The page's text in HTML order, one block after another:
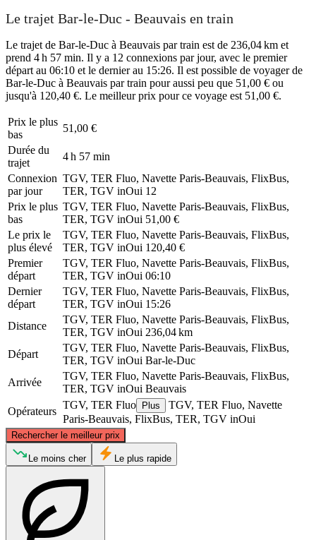
Le trajet Bar-le-Duc - Beauvais en train
Le trajet de Bar-le-Duc à Beauvais par train est de 236,04 km et
prend 4 h 57 min. Il y a 12 connexions par jour, avec le premier
départ au 06:10 et le dernier au 15:26. Il est possible de voyager de
Bar-le-Duc à Beauvais par train pour aussi peu que 51,00 € ou
jusqu'à 120,40 €. Le meilleur prix pour ce voyage est 51,00 €.
Prix ​​le plus
bas
51,00 €
Durée du
trajet
4 h 57 min
Connexion
par jour
TGV, TER Fluo, Navette Paris-Beauvais, FlixBus,
TER, TGV inOui 12
Prix ​​le plus
bas
TGV, TER Fluo, Navette Paris-Beauvais, FlixBus,
TER, TGV inOui 51,00 €
Le prix le
plus élevé
TGV, TER Fluo, Navette Paris-Beauvais, FlixBus,
TER, TGV inOui 120,40 €
Premier
départ
TGV, TER Fluo, Navette Paris-Beauvais, FlixBus,
TER, TGV inOui 06:10
Dernier
départ
TGV, TER Fluo, Navette Paris-Beauvais, FlixBus,
TER, TGV inOui 15:26
Distance
TGV, TER Fluo, Navette Paris-Beauvais, FlixBus,
TER, TGV inOui 236,04 km
Départ
TGV, TER Fluo, Navette Paris-Beauvais, FlixBus,
TER, TGV inOui Bar-le-Duc
Arrivée
TGV, TER Fluo, Navette Paris-Beauvais, FlixBus,
TER, TGV inOui Beauvais
Opérateurs
TGV, TER Fluo Plus
TGV, TER Fluo, Navette
Paris-Beauvais, FlixBus, TER, TGV inOui
Rechercher le meilleur prix
Beauvais
©CARTO, © OpenStreetMapcontributors
Le moins cher Le plus rapide